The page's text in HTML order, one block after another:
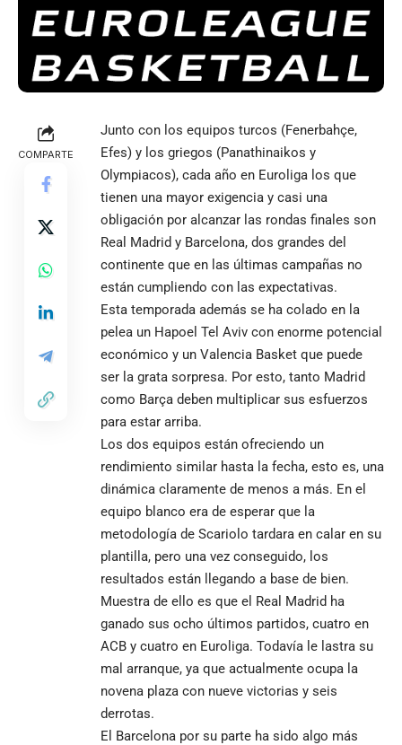
COMPARTE
Junto con los equipos turcos (Fenerbahçe,
Efes) y los griegos (Panathinaikos y
Olympiacos), cada año en Euroliga los que
tienen una mayor exigencia y casi una
obligación por alcanzar las rondas finales son
Real Madrid y Barcelona, dos grandes del
continente que en las últimas campañas no
están cumpliendo con las expectativas.
Esta temporada además se ha colado en la
pelea un Hapoel Tel Aviv con enorme potencial
económico y un Valencia Basket que puede
ser la grata sorpresa. Por esto, tanto Madrid
como Barça deben multiplicar sus esfuerzos
para estar arriba.
Los dos equipos están ofreciendo un
rendimiento similar hasta la fecha, esto es, una
dinámica claramente de menos a más. En el
equipo blanco era de esperar que la
metodología de Scariolo tardara en calar en su
plantilla, pero una vez conseguido, los
resultados están llegando a base de bien.
Muestra de ello es que el Real Madrid ha
ganado sus ocho últimos partidos, cuatro en
ACB y cuatro en Euroliga. Todavía le lastra su
mal arranque, ya que actualmente ocupa la
novena plaza con nueve victorias y seis
derrotas.
El Barcelona por su parte ha sido algo más